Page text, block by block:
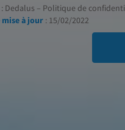
: Dedalus – Politique de
mise à jour : 15/02/2022